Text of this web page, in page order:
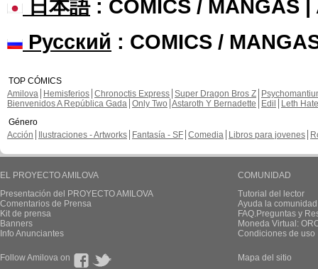
日本語: COMICS / MANGAS |
Русский : COMICS /
TOP CÓMICS
Amilova
Hemisferios Chronoctis Express Super Dragon Bros Z
Bienvenidos A República Gada Only Two Astaroth Y Bernadette Edil
Leth Hate
Género
Acción
Ilustraciones - Artworks Fantasía - SF Comedia Libros para jovenes
EL PROYECTO AMILOVA
Presentación del PROYECTO AMILOVA
Comentarios de Prensa
Kit de prensa
Banners
Info Anunciantes
COMUNIDAD
Tutorial del lector
Ayuda la
FAQ.Preguntas y
Moneda Virtual:
Condiciones de uso
Follow Amilova on Mapa del sitio